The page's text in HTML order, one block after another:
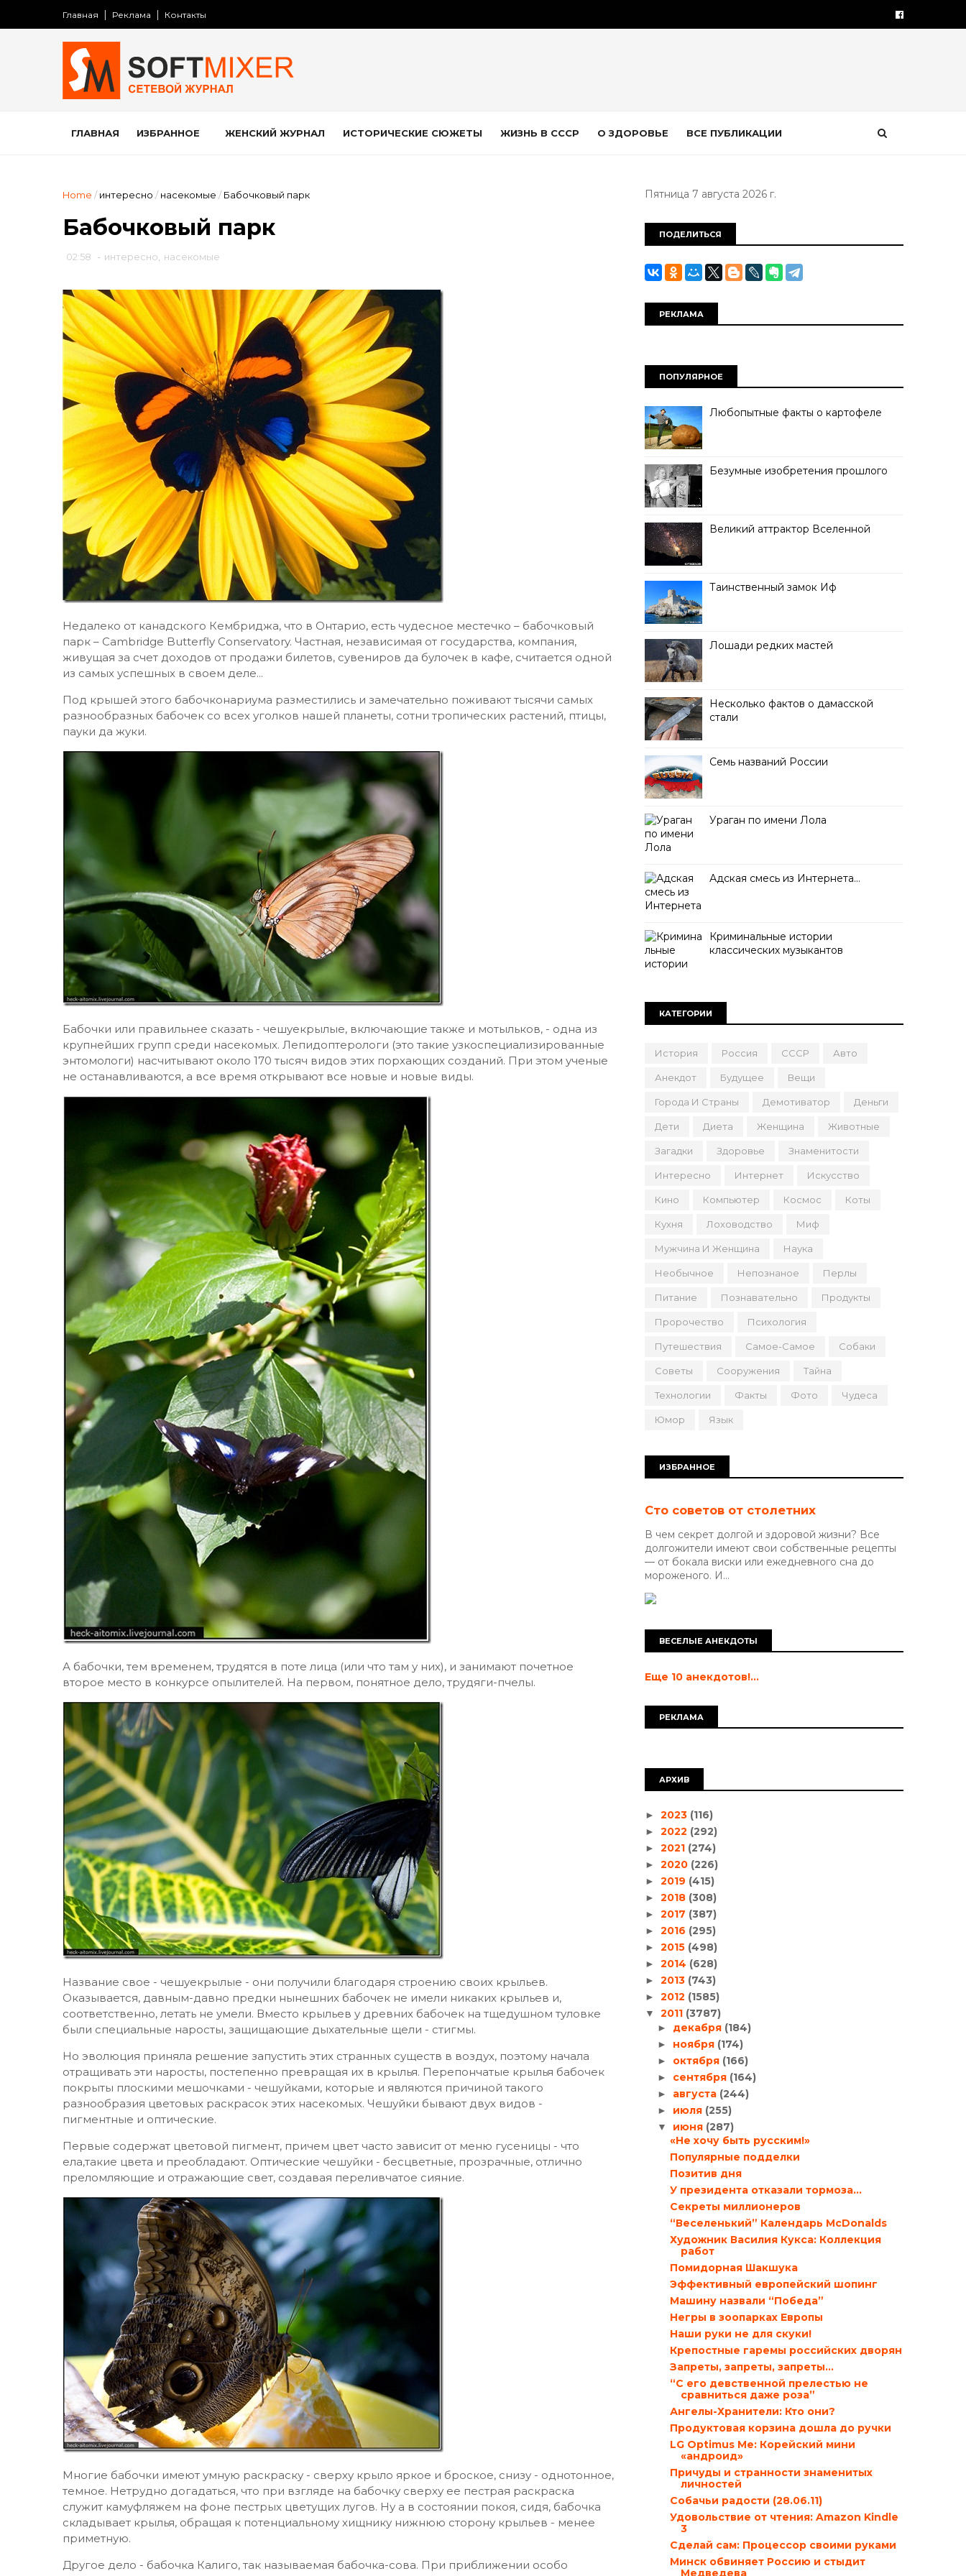
Главная Реклама Контакты
ГЛАВНАЯ ИЗБРАННОЕ ЖЕНСКИЙ ЖУРНАЛ ИСТОРИЧЕСКИЕ СЮЖЕТЫ ЖИЗНЬ В СССР О ЗДОРОВЬЕ ВСЕ ПУБЛИКАЦИИ
Home / интересно / насекомые / Бабочковый парк
Бабочковый парк
02:58 - интересно насекомые
Недалеко от канадского Кембриджа, что в Онтарио, есть чудесное местечко – бабочковый
парк – Cambridge Butterfly Conservatory. Частная, независимая от государства, компания,
живущая за счет доходов от продажи билетов, сувениров да булочек в кафе, считается одной
из самых успешных в своем деле...
Под крышей этого бабочконариума разместились и замечательно поживают тысячи самых
разнообразных бабочек со всех уголков нашей планеты, сотни тропических растений, птицы,
пауки да жуки.
Бабочки или правильнее сказать - чешуекрылые, включающие также и мотыльков, - одна из
крупнейших групп среди насекомых. Лепидоптерологи (это такие узкоспециализированные
энтомологи) насчитывают около 170 тысяч видов этих порхающих созданий. При этом ученые
не останавливаются, а все время открывают все новые и новые виды.
А бабочки, тем временем, трудятся в поте лица (или что там у них), и занимают почетное
второе место в конкурсе опылителей. На первом, понятное дело, трудяги-пчелы.
Название свое - чешуекрылые - они получили благодаря строению своих крыльев.
Оказывается, давным-давно предки нынешних бабочек не имели никаких крыльев и,
соответственно, летать не умели. Вместо крыльев у древних бабочек на тщедушном туловке
были специальные наросты, защищающие дыхательные щели - стигмы.
Но эволюция приняла решение запустить этих странных существ в воздух, поэтому начала
отращивать эти наросты, постепенно превращая их в крылья. Перепончатые крылья бабочек
покрыты плоскими мешочками - чешуйками, которые и являются причиной такого
разнообразия цветовых раскрасок этих насекомых. Чешуйки бывают двух видов -
пигментные и оптические.
Первые содержат цветовой пигмент, причем цвет часто зависит от меню гусеницы - что
ела,такие цвета и преобладают. Оптические чешуйки - бесцветные, прозрачные, отлично
преломляющие и отражающие свет, создавая переливчатое сияние.
Многие бабочки имеют умную раскраску - сверху крыло яркое и броское, снизу - однотонное,
темное. Нетрудно догадаться, что при взгляде на бабочку сверху ее пестрая раскраска
служит камуфляжем на фоне пестрых цветущих лугов. Ну а в состоянии покоя, сидя, бабочка
складывает крылья, обращая к потенциальному хищнику нижнюю сторону крыльев - менее
приметную.
Другое дело - бабочка Калиго, так называемая бабочка-сова. При приближении особо
Пятница 7 августа 2026 г.
ПОДЕЛИТЬСЯ
РЕКЛАМА
ПОПУЛЯРНОЕ
Любопытные факты о картофеле
Безумные изобретения прошлого
Великий аттрактор Вселенной
Таинственный замок Иф
Лошади редких мастей
Несколько фактов о дамасской
стали
Семь названий России
Ураган по имени Лола
Адская смесь из Интернета…
Криминальные истории
классических музыкантов
КАТЕГОРИИ
История Россия СССР Авто
Анекдот Будущее Вещи
Города И Страны Демотиватор Деньги
Дети Диета Женщина Животные
Загадки Здоровье Знаменитости
Интересно Интернет Искусство
Кино Компьютер Космос Коты
Кухня Лоховодство Миф
Мужчина И Женщина Наука
Необычное Непознаное Перлы
Питание Познавательно Продукты
Пророчество Психология
Путешествия Самое-Самое Собаки
Советы Сооружения Тайна
Технологии Факты Фото Чудеса
Юмор Язык
ИЗБРАННОЕ
Сто советов от столетних
В чем секрет долгой и здоровой жизни? Все
долгожители имеют свои собственные рецепты
— от бокала виски или ежедневного сна до
мороженого. И...
ВЕСЕЛЫЕ АНЕКДОТЫ
Еще 10 анекдотов!...
РЕКЛАМА
АРХИВ
► 2023 (116)
► 2022 (292)
► 2021 (274)
► 2020 (226)
► 2019 (415)
► 2018 (308)
► 2017 (387)
► 2016 (295)
► 2015 (498)
► 2014 (628)
► 2013 (743)
► 2012 (1585)
▼ 2011 (3787)
► декабря (184)
► ноября (174)
► октября (166)
► сентября (164)
► августа (244)
► июля (255)
▼ июня (287)
«Не хочу быть русским!»
Популярные подделки
Позитив дня
У президента отказали тормоза…
Секреты миллионеров
“Веселенький” Календарь McDonalds
Художник Василия Кукса: Коллекция
работ
Помидорная Шакшука
Эффективный европейский шопинг
Машину назвали “Победа”
Негры в зоопарках Европы
Наши руки не для скуки!
Крепостные гаремы российских дворян
Запреты, запреты, запреты…
“С его девственной прелестью не
сравниться даже роза”
Ангелы-Хранители: Кто они?
Продуктовая корзина дошла до ручки
LG Optimus Me: Корейский мини
«андроид»
Причуды и странности знаменитых
личностей
Собачьи радости (28.06.11)
Удовольствие от чтения: Amazon Kindle
3
Сделай сам: Процессор своими руками
Минск обвиняет Россию и стыдит
Медведева